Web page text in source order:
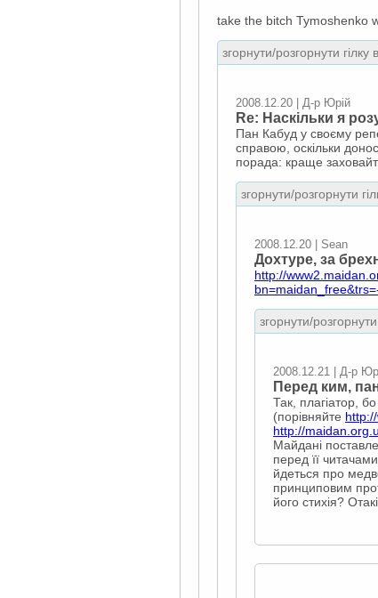
take the bitch Tymoshenko
згорнути/розгорнути гілку
2008.12.20 | Д-р Юрій
Re: Наскільки я
Пан Кабуд у своєму
справою, оскільки
порада: краще
згорнути/розгорнути
2008.12.20 | Sean
Дохтуре, за
http://
згорнути/розгорнути
2008.12.21 | Д-р
Перед ким,
Так, плагіатор,
(порівняйте
http://
Майдані
перед її
йдеться про
принциповим
його стихія?